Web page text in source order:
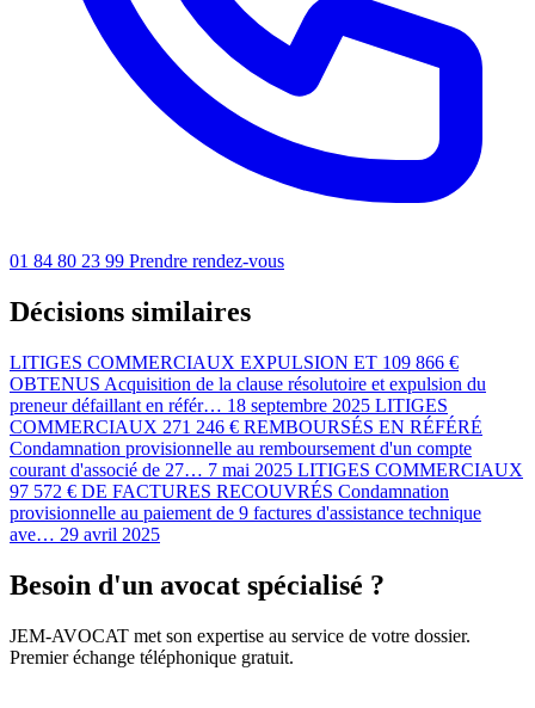
01 84 80 23 99 Prendre rendez-vous
Décisions similaires
LITIGES COMMERCIAUX EXPULSION ET 109 866 €
OBTENUS Acquisition de la clause résolutoire et expulsion du
preneur défaillant en référ… 18 septembre 2025 LITIGES
COMMERCIAUX 271 246 € REMBOURSÉS EN RÉFÉRÉ
Condamnation provisionnelle au remboursement d'un compte
courant d'associé de 27… 7 mai 2025 LITIGES COMMERCIAUX
97 572 € DE FACTURES RECOUVRÉS Condamnation
provisionnelle au paiement de 9 factures d'assistance technique
ave… 29 avril 2025
Besoin d'un avocat spécialisé ?
JEM-AVOCAT met son expertise au service de votre dossier.
Premier échange téléphonique gratuit.